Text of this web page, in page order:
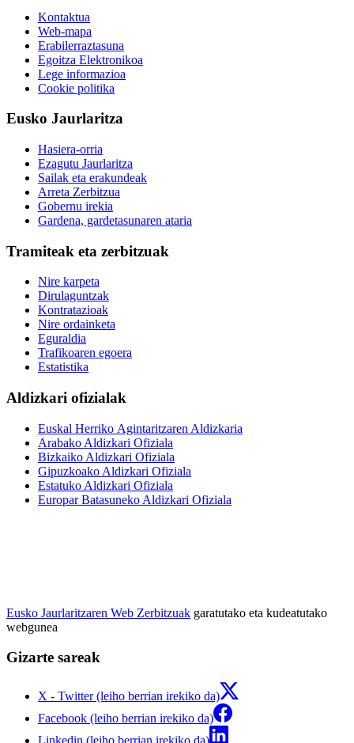
Kontaktua
Web-mapa
Erabilerraztasuna
Egoitza Elektronikoa
Lege informazioa
Cookie politika
Eusko Jaurlaritza
Hasiera-orria
Ezagutu Jaurlaritza
Sailak eta erakundeak
Arreta Zerbitzua
Gobernu irekia
Gardena, gardetasunaren ataria
Tramiteak eta zerbitzuak
Nire karpeta
Dirulaguntzak
Kontratazioak
Nire ordainketa
Eguraldia
Trafikoaren egoera
Estatistika
Aldizkari ofizialak
Euskal Herriko Agintaritzaren Aldizkaria
Arabako Aldizkari Ofiziala
Bizkaiko Aldizkari Ofiziala
Gipuzkoako Aldizkari Ofiziala
Estatuko Aldizkari Ofiziala
Europar Batasuneko Aldizkari Ofiziala
Eusko Jaurlaritzaren Web Zerbitzuak garatutako eta kudeatutako
webgunea
Gizarte sareak
X - Twitter (leiho berrian irekiko da)
Facebook (leiho berrian irekiko da)
Linkedin (leiho berrian irekiko da)